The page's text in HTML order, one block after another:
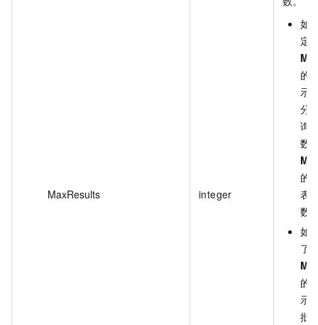
MaxResults integer
如
定
的
示
分
询
数
的
表
数
如
了
的
示
批